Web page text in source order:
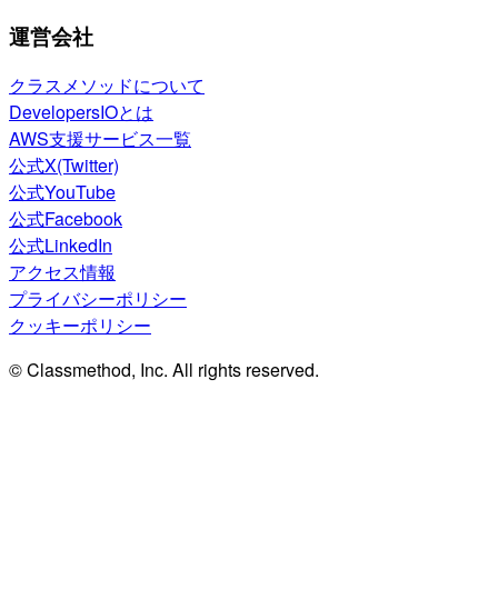
運営会社
クラスメソッドについて
DevelopersIOとは
AWS支援サービス一覧
公式X(Twitter)
公式YouTube
公式Facebook
公式LinkedIn
アクセス情報
プライバシーポリシー
クッキーポリシー
© Classmethod, Inc. All rights reserved.